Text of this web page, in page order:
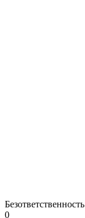
Безответственность
0